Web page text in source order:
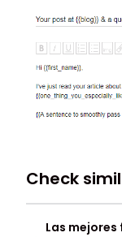
Check
Las